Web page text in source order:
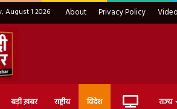
August 1 2026 About Privacy Policy Video
बड़ी ख़बर राष्ट्रीय विदेश Live राज्य